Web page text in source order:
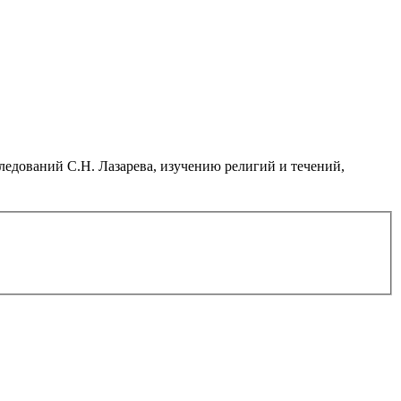
С.Н. Лазарева, изучению религий и течений,